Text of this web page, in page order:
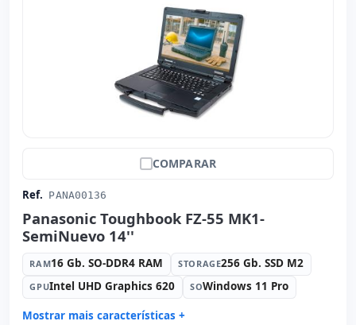
COMPARAR
Ref. PANA00136
Panasonic Toughbook FZ-55 MK1-
SemiNuevo 14''
RAM16 Gb. SO-DDR4 RAM STORAGE256 Gb. SSD M2
GPUIntel UHD Graphics 620 SOWindows 11 Pro
Mostrar mais características +